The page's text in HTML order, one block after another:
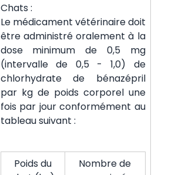
Chats :
Le médicament vétérinaire doit
être administré oralement à la
dose minimum de 0,5 mg
(intervalle de 0,5 - 1,0) de
chlorhydrate de bénazépril
par kg de poids corporel une
fois par jour conformément au
tableau suivant :
Poids du
Nombre de